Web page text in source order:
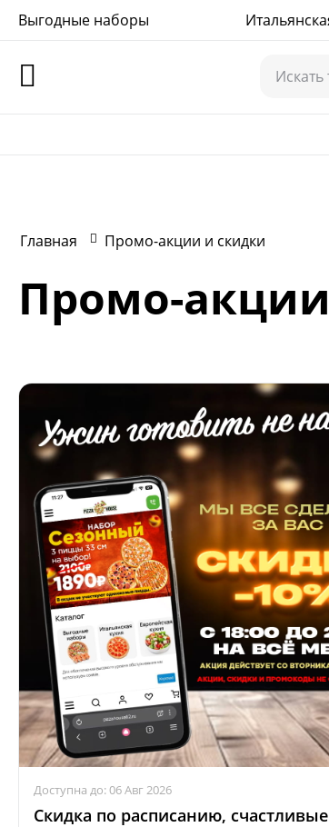
+7(978)575-71-75
Выгодные наборы
Главная Промо-акции и скидки
Промо-
Доступна до: 06 Авг 2026
Скидка по расписанию,